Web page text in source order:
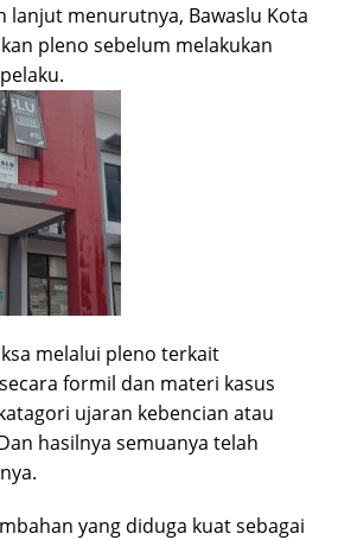
lanjut menurutnya, Bawaslu Kota
pleno sebelum melakukan
melalui pleno terkait
formil dan materi kasus
ujaran kebencian atau
hasilnya semuanya telah
yang diduga kuat sebagai